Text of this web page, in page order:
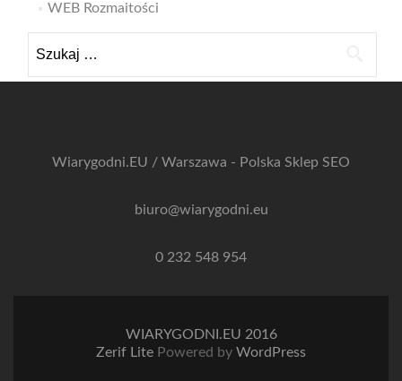
WEB Rozmaitości
Wiarygodni.EU / Warszawa - Polska Sklep SEO
biuro@wiarygodni.eu
0 232 548 954
WIARYGODNI.EU 2016
Zerif Lite Powered by WordPress